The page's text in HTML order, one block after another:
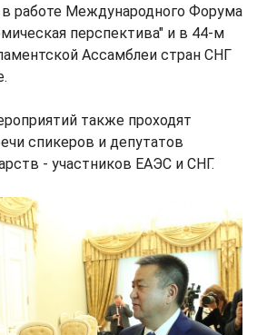
в работе Международного Форума
перспектива" и в 44-м
Ассамблеи стран СНГ
также проходят
спикеров и депутатов
- участников ЕАЭС и СНГ.